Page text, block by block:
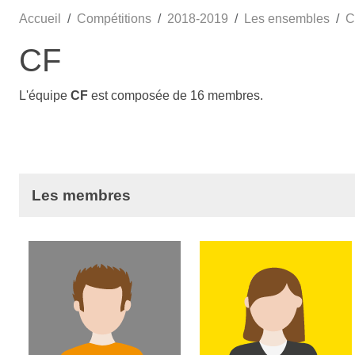
Accueil Compétitions 2018-2019 Les ensembles
CF
L'équipe CF est composée de 16 membres.
Les membres